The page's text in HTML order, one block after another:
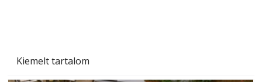
Kiemelt tartalom